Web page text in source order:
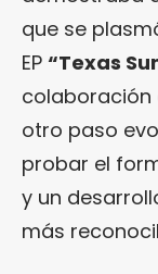
que se
EP “Texas
colaboración
otro paso
probar el
y un
más